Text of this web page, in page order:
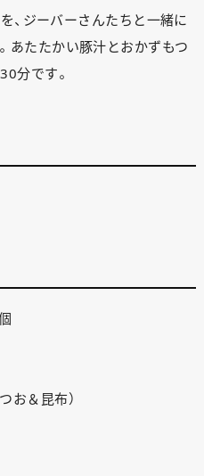
、ジーバーさんたちと一緒に
あたたかい豚汁とおかずもつ
分です。
お＆昆布）